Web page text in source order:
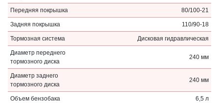
Передняя покрышка 80/100-21
Задняя покрышка 110/90-18
Тормозная система Дисковая гидравлическая
Диаметр переднего
тормозного диска
240 мм
Диаметр заднего
тормозного диска
240 мм
Объем бензобака 6,5 л